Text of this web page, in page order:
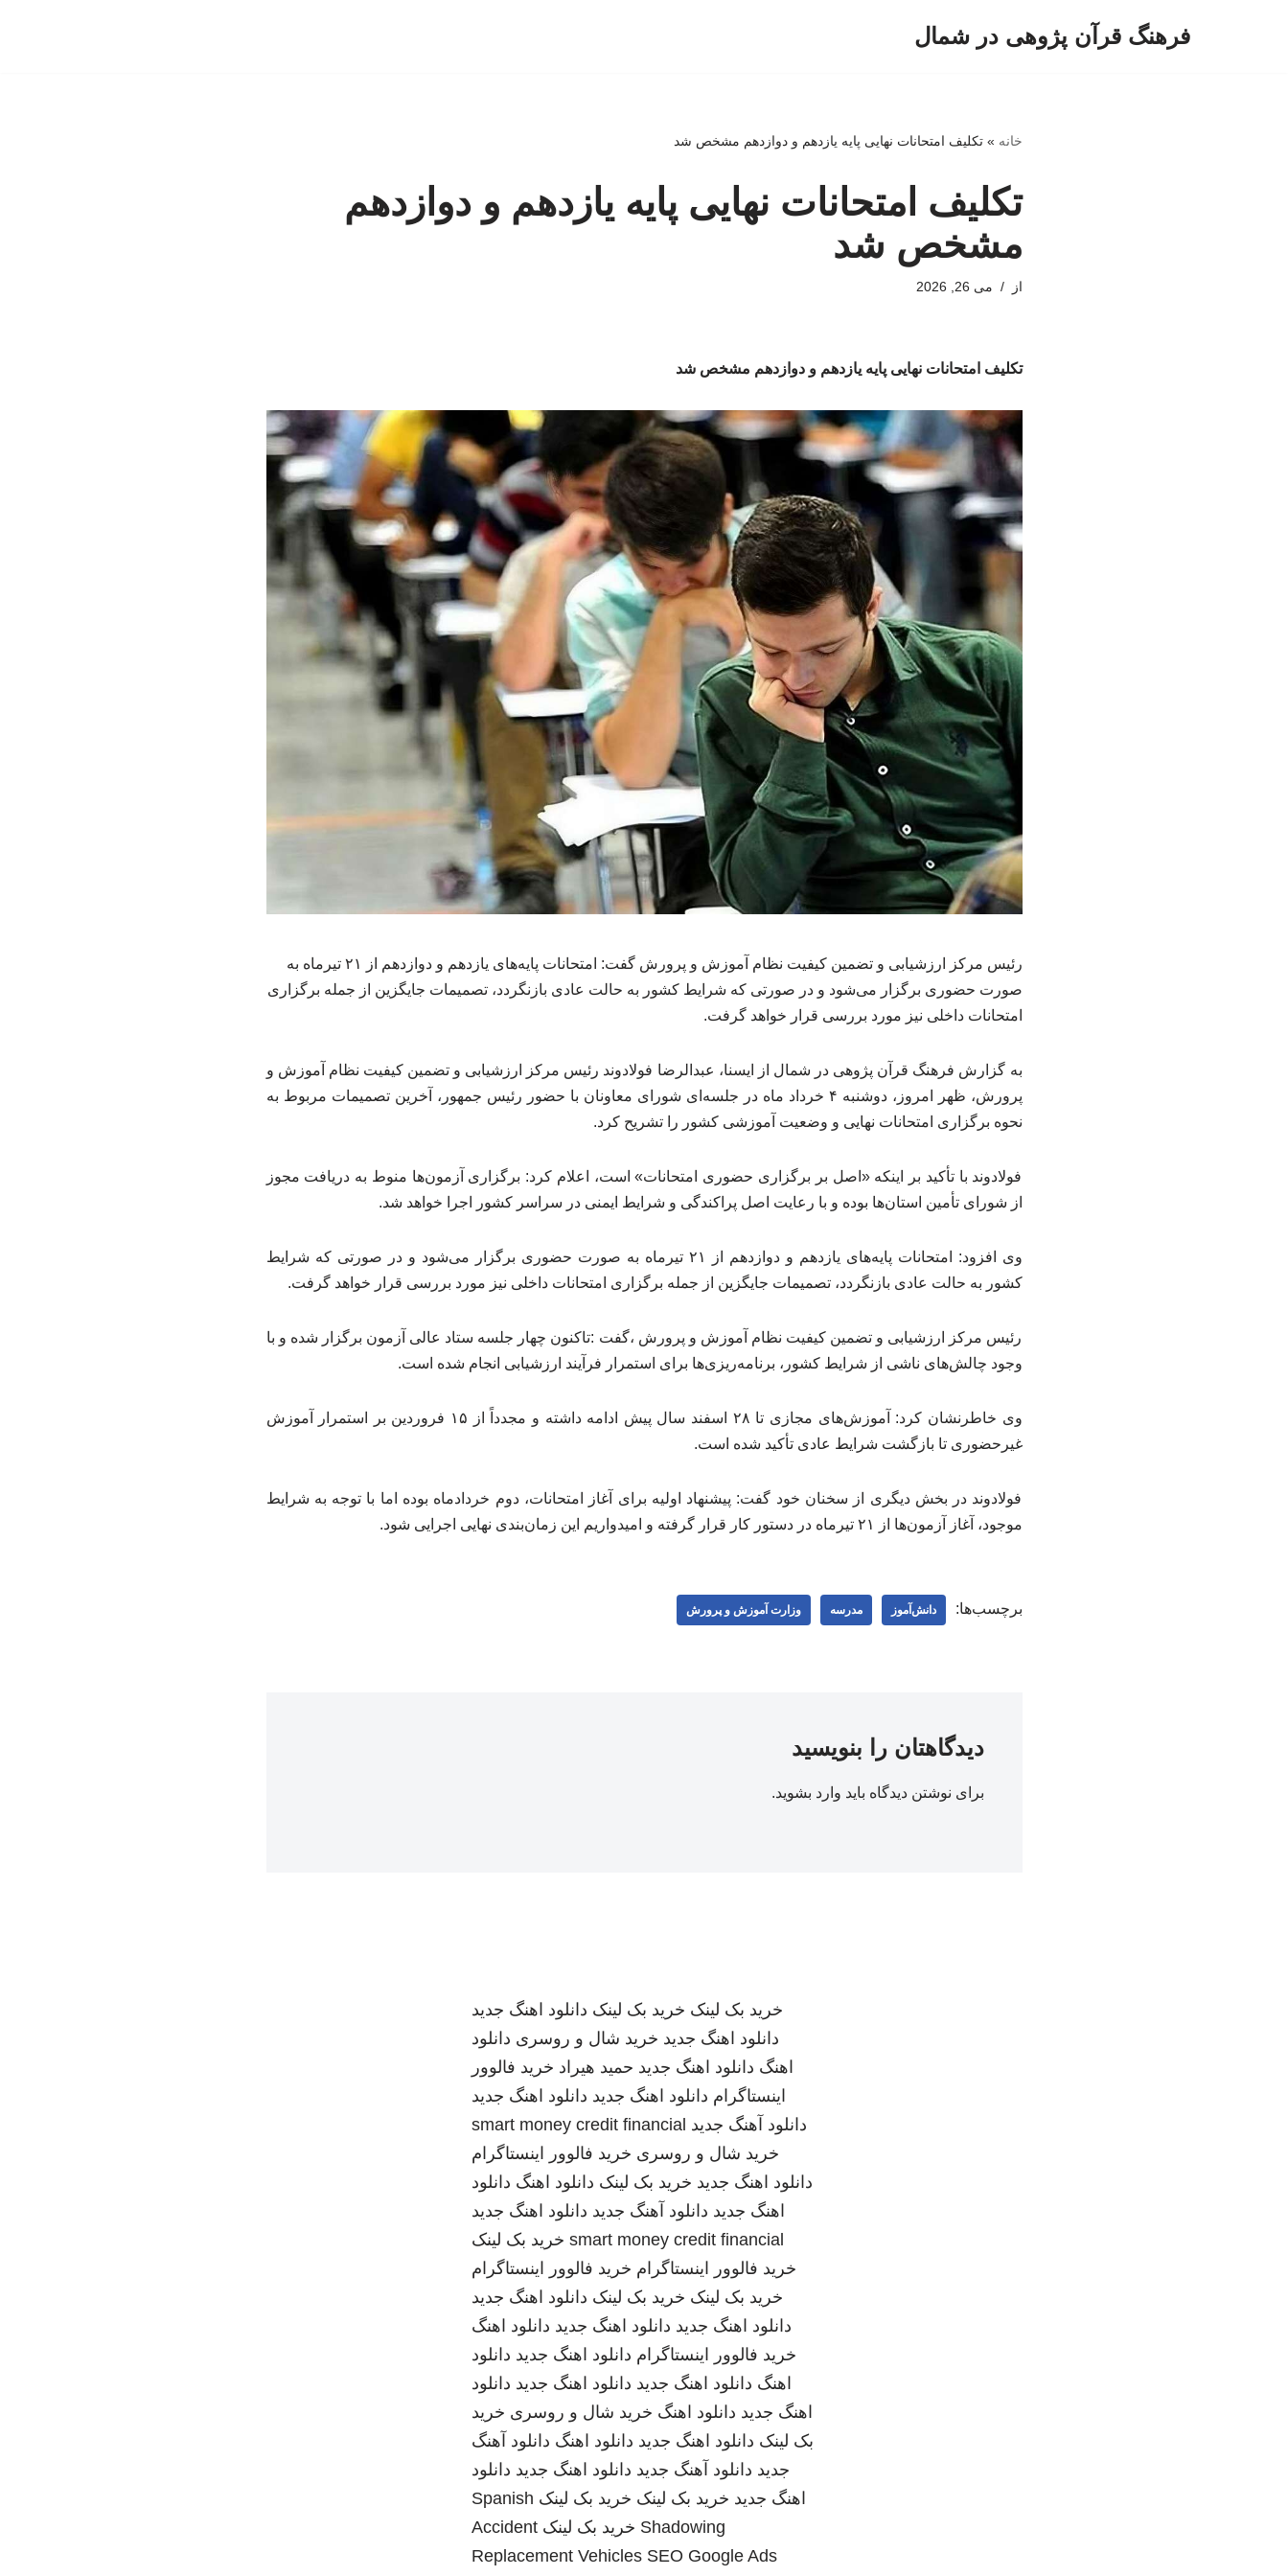
فرهنگ قرآن پژوهی در شمال
خانه »تکلیف امتحانات نهایی پایه یازدهم و دوازدهم مشخص شد
تکلیف امتحانات نهایی پایه یازدهم و دوازدهم
مشخص شد
از می 26, 2026
تکلیف امتحانات نهایی پایه یازدهم و دوازدهم مشخص شد
رئیس مرکز ارزشیابی و تضمین کیفیت نظام آموزش و پرورش گفت: امتحانات پایه‌های یازدهم و دوازدهم از ۲۱ تیرماه به
صورت حضوری برگزار می‌شود و در صورتی که شرایط کشور به حالت عادی بازنگردد، تصمیمات جایگزین از جمله برگزاری
امتحانات داخلی نیز مورد بررسی قرار خواهد گرفت.
به گزارش فرهنگ قرآن پژوهی در شمال از ایسنا، عبدالرضا فولادوند رئیس مرکز ارزشیابی و تضمین کیفیت نظام آموزش و
پرورش، ظهر امروز، دوشنبه ۴ خرداد ماه در جلسه‌ای شورای معاونان با حضور رئیس جمهور، آخرین تصمیمات مربوط به
نحوه برگزاری امتحانات نهایی و وضعیت آموزشی کشور را تشریح کرد.
فولادوند با تأکید بر اینکه «اصل بر برگزاری حضوری امتحانات» است، اعلام کرد: برگزاری آزمون‌ها منوط به دریافت مجوز
از شورای تأمین استان‌ها بوده و با رعایت اصل پراکندگی و شرایط ایمنی در سراسر کشور اجرا خواهد شد.
وی افزود: امتحانات پایه‌های یازدهم و دوازدهم از ۲۱ تیرماه به صورت حضوری برگزار می‌شود و در صورتی که شرایط
کشور به حالت عادی بازنگردد، تصمیمات جایگزین از جمله برگزاری امتحانات داخلی نیز مورد بررسی قرار خواهد گرفت.
رئیس مرکز ارزشیابی و تضمین کیفیت نظام آموزش و پرورش ،گفت :تاکنون چهار جلسه ستاد عالی آزمون برگزار شده و با
وجود چالش‌های ناشی از شرایط کشور، برنامه‌ریزی‌ها برای استمرار فرآیند ارزشیابی انجام شده است.
وی خاطرنشان کرد: آموزش‌های مجازی تا ۲۸ اسفند سال پیش ادامه داشته و مجدداً از ۱۵ فروردین بر استمرار آموزش
غیرحضوری تا بازگشت شرایط عادی تأکید شده است.
فولادوند در بخش دیگری از سخنان خود گفت: پیشنهاد اولیه برای آغاز امتحانات، دوم خردادماه بوده اما با توجه به شرایط
موجود، آغاز آزمون‌ها از ۲۱ تیرماه در دستور کار قرار گرفته و امیدواریم این زمان‌بندی نهایی اجرایی شود.
برچسب‌ها: دانش‌آموز مدرسه وزارت آموزش و پرورش
دیدگاهتان را بنویسید
برای نوشتن دیدگاه باید وارد بشوید.
خرید بک لینک خرید بک لینک دانلود اهنگ جدید
دانلود اهنگ جدید خرید شال و روسری دانلود
اهنگ دانلود اهنگ جدید حمید هیراد خرید فالوور
اینستاگرام دانلود اهنگ جدید دانلود اهنگ جدید
دانلود آهنگ جدید smart money credit financial
خرید شال و روسری خرید فالوور اینستاگرام
دانلود اهنگ جدید خرید بک لینک دانلود اهنگ دانلود
اهنگ جدید دانلود آهنگ جدید دانلود اهنگ جدید
smart money credit financial خرید بک لینک
خرید فالوور اینستاگرام خرید فالوور اینستاگرام
خرید بک لینک خرید بک لینک دانلود اهنگ جدید
دانلود اهنگ جدید دانلود اهنگ جدید دانلود اهنگ
خرید فالوور اینستاگرام دانلود اهنگ جدید دانلود
اهنگ دانلود اهنگ جدید دانلود اهنگ جدید دانلود
اهنگ جدید دانلود اهنگ خرید شال و روسری خرید
بک لینک دانلود اهنگ جدید دانلود اهنگ دانلود آهنگ
جدید دانلود آهنگ جدید دانلود اهنگ جدید دانلود
اهنگ جدید خرید بک لینک خرید بک لینک Spanish
Shadowing خرید بک لینک Accident
Replacement Vehicles SEO Google Ads